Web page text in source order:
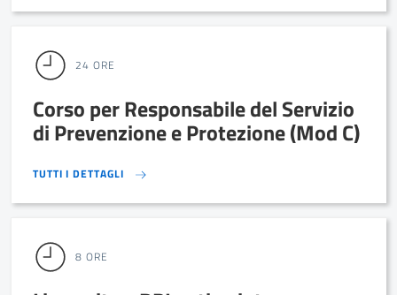
24 ORE
Corso per Responsabile del Servizio
di Prevenzione e Protezione (Mod C)
TUTTI I DETTAGLI TUTTI I DETTAGLI
8 ORE